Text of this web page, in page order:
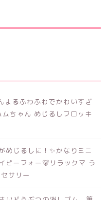
まるふわふわでかわいすぎ
ちゃん めじるしフロッキ
めじるしに！✨かなりミニ
ピーフォー🐻リラックマ う
サリー